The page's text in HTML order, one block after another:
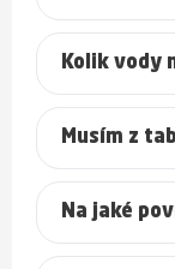
Kolik vody
Musím z
Na jaké